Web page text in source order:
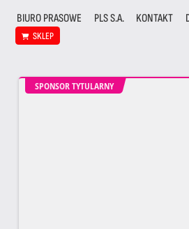
BIURO PRASOWE PLS S.A. KONTAKT
SKLEP
SPONSOR TYTULARNY